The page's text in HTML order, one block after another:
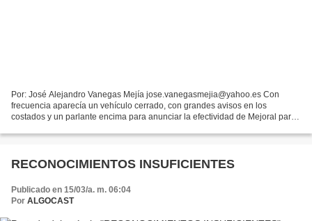
Por: José Alejandro Vanegas Mejía jose.vanegasmejia@yahoo.es Con
frecuencia aparecía un vehículo cerrado, con grandes avisos en los
costados y un parlante encima para anunciar la efectividad de Mejoral para
RECONOCIMIENTOS INSUFICIENTES
Publicado en 15/03/a. m. 06:04
Por ALGOCAST